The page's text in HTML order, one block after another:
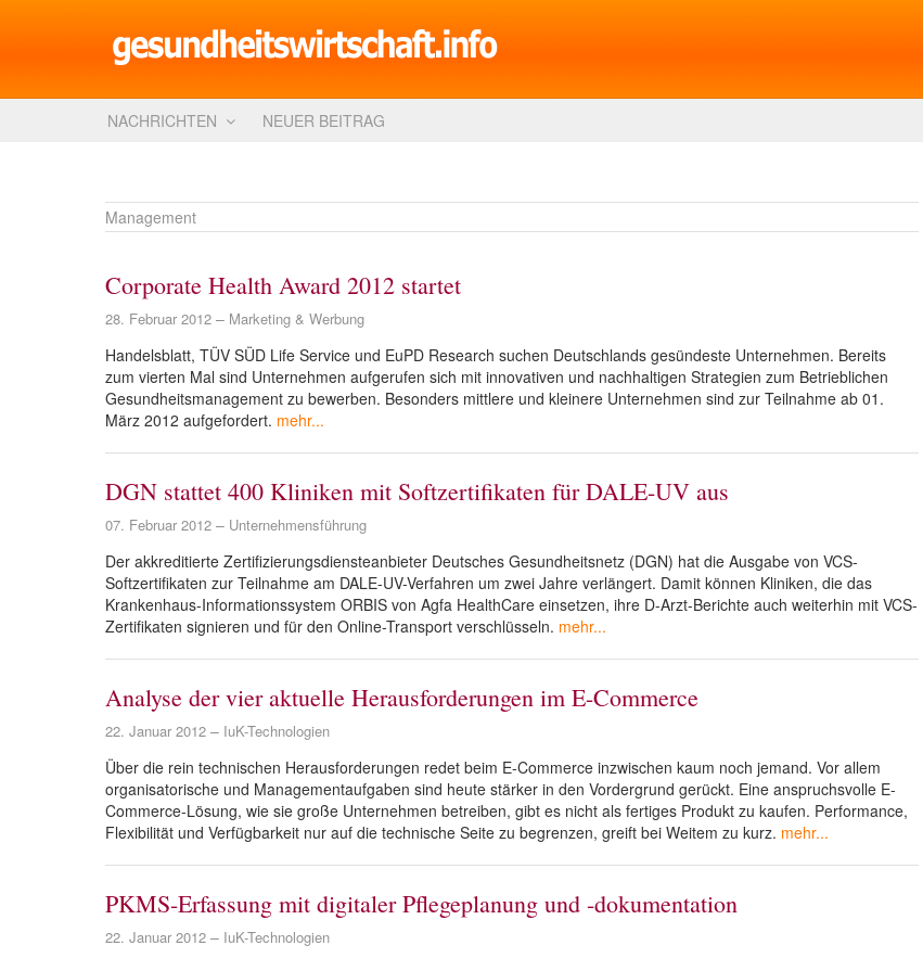
NACHRICHTEN NEUER BEITRAG
Management
Corporate Health Award 2012 startet
28. Februar 2012 Marketing & Werbung
Handelsblatt, TÜV SÜD Life Service und EuPD Research suchen Deutschlands gesündeste Unternehmen. Bereits
zum vierten Mal sind Unternehmen aufgerufen sich mit innovativen und nachhaltigen Strategien zum Betrieblichen
Gesundheitsmanagement zu bewerben. Besonders mittlere und kleinere Unternehmen sind zur Teilnahme ab 01.
März 2012 aufgefordert. mehr...
DGN stattet 400 Kliniken mit Softzertifikaten für DALE-UV aus
07. Februar 2012 Unternehmensführung
Der akkreditierte Zertifizierungsdiensteanbieter Deutsches Gesundheitsnetz (DGN) hat die Ausgabe von VCS-
Softzertifikaten zur Teilnahme am DALE-UV-Verfahren um zwei Jahre verlängert. Damit können Kliniken, die das
Krankenhaus-Informationssystem ORBIS von Agfa HealthCare einsetzen, ihre D-Arzt-Berichte auch weiterhin mit VCS-
Zertifikaten signieren und für den Online-Transport verschlüsseln. mehr...
Analyse der vier aktuelle Herausforderungen im E-Commerce
22. Januar 2012 IuK-Technologien
Über die rein technischen Herausforderungen redet beim E-Commerce inzwischen kaum noch jemand. Vor allem
organisatorische und Managementaufgaben sind heute stärker in den Vordergrund gerückt. Eine anspruchsvolle E-
Commerce-Lösung, wie sie große Unternehmen betreiben, gibt es nicht als fertiges Produkt zu kaufen. Performance,
Flexibilität und Verfügbarkeit nur auf die technische Seite zu begrenzen, greift bei Weitem zu kurz. mehr...
PKMS-Erfassung mit digitaler Pflegeplanung und -dokumentation
22. Januar 2012 IuK-Technologien